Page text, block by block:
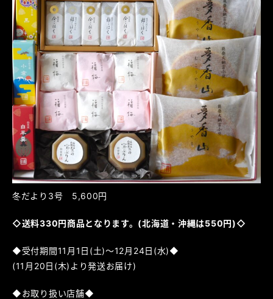
冬だより3号 5,600円
◇送料330円商品となります。(北海道・沖縄は550円)◇
◆受付期間11月1日(土)～12月24日(水)◆
(11月20日(木)より発送お届け)
◆お取り扱い店舗◆